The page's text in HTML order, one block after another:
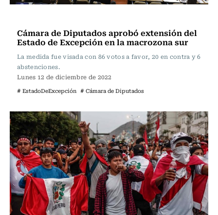
Cámara de Diputados aprobó extensión del
Estado de Excepción en la macrozona sur
La medida fue visada con 86 votos a favor, 20 en contra y 6
abstenciones.
Lunes 12 de diciembre de 2022
# EstadoDeExcepción # Cámara de Diputados